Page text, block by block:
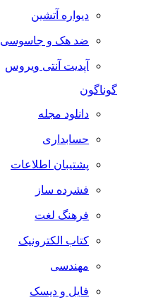
دیواره آتشین
ضد هک و جاسوسی
آپدیت آنتی ویروس
گوناگون
دانلود مجله
حسابداری
پشتیبان اطلاعات
فشرده ساز
فرهنگ لغت
کتاب الکترونیک
مهندسی
فایل و دیسک